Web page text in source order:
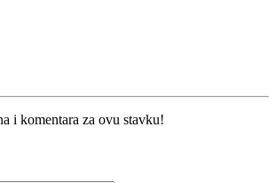
i komentara za ovu stavku!